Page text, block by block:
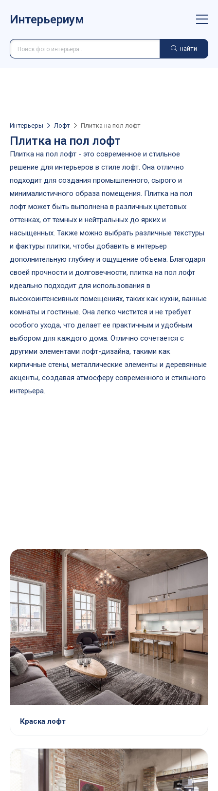
Интерьериум
найти
Интерьеры Лофт Плитка на пол лофт
Плитка на пол лофт
Плитка на пол лофт - это современное и стильное
решение для интерьеров в стиле лофт. Она отлично
подходит для создания промышленного, сырого и
минималистичного образа помещения. Плитка на пол
лофт может быть выполнена в различных цветовых
оттенках, от темных и нейтральных до ярких и
насыщенных. Также можно выбрать различные текстуры
и фактуры плитки, чтобы добавить в интерьер
дополнительную глубину и ощущение объема. Благодаря
своей прочности и долговечности, плитка на пол лофт
идеально подходит для использования в
высокоинтенсивных помещениях, таких как кухни, ванные
комнаты и гостиные. Она легко чистится и не требует
особого ухода, что делает ее практичным и удобным
выбором для каждого дома. Отлично сочетается с
другими элементами лофт-дизайна, такими как
кирпичные стены, металлические элементы и деревянные
акценты, создавая атмосферу современного и стильного
интерьера.
Краска лофт